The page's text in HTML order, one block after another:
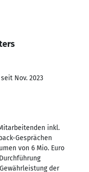
Nov. 2023
inkl.
Gesprächen
von 6 Mio. Euro
der